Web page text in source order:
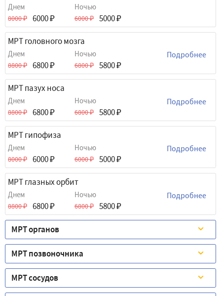
Ночью
5000
6000
Днем
6000
8000
МРТ головного мозга
Подробнее
Ночью
5800
6800
Днем
6800
8800
МРТ пазух носа
Подробнее
Ночью
5800
6800
Днем
6800
8800
МРТ гипофиза
Подробнее
Ночью
5000
6000
Днем
6000
8000
МРТ глазных орбит
Подробнее
Ночью
5800
6800
Днем
6800
8800
МРТ органов
МРТ позвоночника
МРТ сосудов